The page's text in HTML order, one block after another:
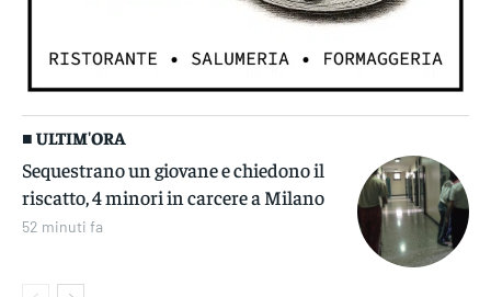
■ ULTIM'ORA
Sequestrano un giovane e chiedono il
riscatto, 4 minori in carcere a Milano
52 minuti fa